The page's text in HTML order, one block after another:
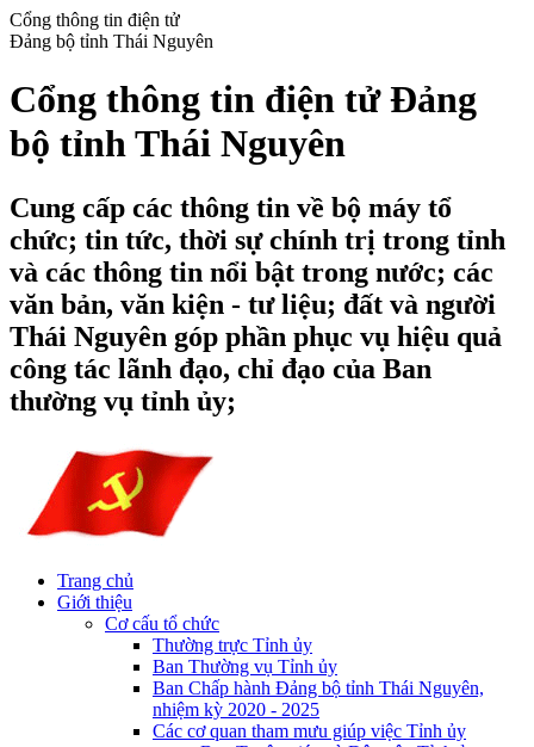
Cổng thông tin điện tử
Đảng bộ tỉnh Thái Nguyên
Cổng thông tin điện tử Đảng
bộ tỉnh Thái Nguyên
Cung cấp các thông tin về bộ máy tổ
chức; tin tức, thời sự chính trị trong tỉnh
và các thông tin nổi bật trong nước; các
văn bản, văn kiện - tư liệu; đất và người
Thái Nguyên góp phần phục vụ hiệu quả
công tác lãnh đạo, chỉ đạo của Ban
thường vụ tỉnh ủy;
Trang chủ
Giới thiệu
Cơ cấu tổ chức
Thường trực Tỉnh ủy
Ban Thường vụ Tỉnh ủy
Ban Chấp hành Đảng bộ tỉnh Thái Nguyên,
nhiệm kỳ 2020 - 2025
Các cơ quan tham mưu giúp việc Tỉnh ủy